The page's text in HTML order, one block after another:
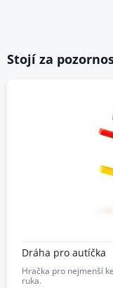
Stojí za
Dráha pro autíčka
Hračka pro nejmenší
ruka.